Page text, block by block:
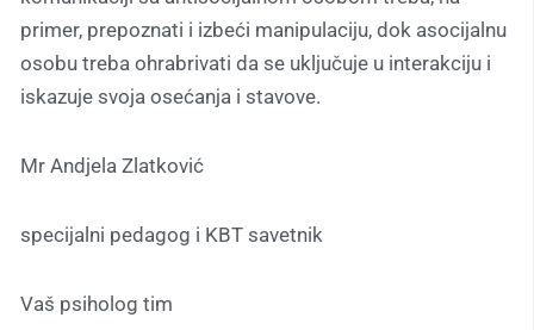
primer, prepoznati i izbeći manipulaciju, dok asocijalnu
osobu treba ohrabrivati da se uključuje u interakciju i
iskazuje svoja osećanja i stavove.
Mr Andjela Zlatković
specijalni pedagog i KBT savetnik
Vaš psiholog tim